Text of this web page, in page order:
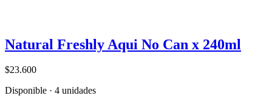
Natural Freshly Aqui No Can x 240ml
$23.600
Disponible · 4 unidades